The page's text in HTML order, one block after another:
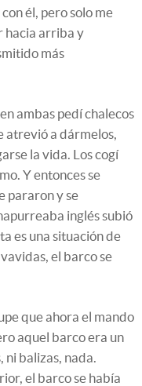
él, pero solo me
hacia arriba y
más
ambas pedí chalecos
atrevió a dármelos,
la vida. Los cogí
Y entonces se
pararon y se
inglés subió
es una situación de
el barco se
que ahora el mando
aquel barco era un
balizas, nada.
el barco se había